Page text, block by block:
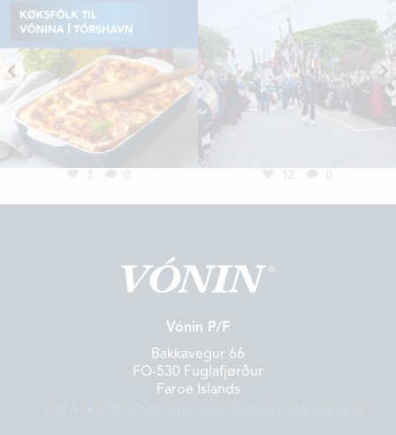
3 12
Vónin P/F
Bakkavegur 66
FO-530 Fuglafjørður
Faroe Islands